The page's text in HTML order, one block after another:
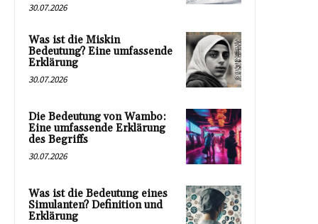
30.07.2026
Was ist die Miskin
Bedeutung? Eine umfassende
Erklärung
30.07.2026
Die Bedeutung von Wambo:
Eine umfassende Erklärung
des Begriffs
30.07.2026
Was ist die Bedeutung eines
Simulanten? Definition und
Erklärung